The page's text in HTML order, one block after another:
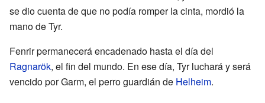
se dio cuenta de que no podía romper la cinta, mordió la
mano de Tyr.
Fenrir permanecerá encadenado hasta el día del
Ragnarök, el fin del mundo. En ese día, Tyr luchará y será
vencido por Garm, el perro guardián de Helheim.